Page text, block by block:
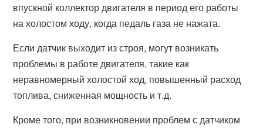
впускной коллектор двигателя в период его работы
на холостом ходу, когда педаль газа не нажата.
Если датчик выходит из строя, могут возникать
проблемы в работе двигателя, такие как
неравномерный холостой ход, повышенный расход
топлива, сниженная мощность и т.д.
Кроме того, при возникновении проблем с датчиком